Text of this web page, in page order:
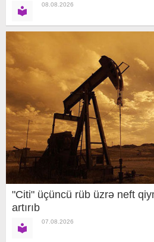
08.08.2026
"Citi" üçüncü rüb üzrə neft
artırıb
07.08.2026